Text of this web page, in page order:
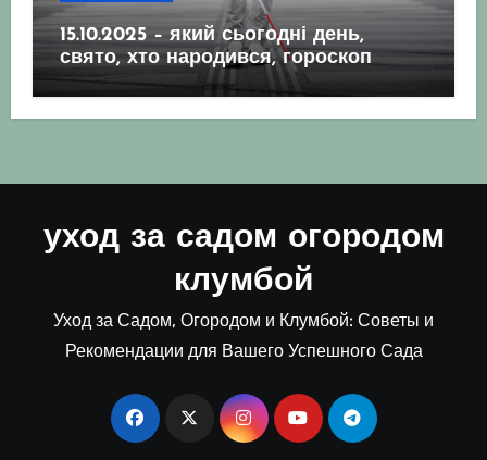
15.10.2025 – який сьогодні день,
свято, хто народився, гороскоп
уход за садом огородом
клумбой
Уход за Садом, Огородом и Клумбой: Советы и
Рекомендации для Вашего Успешного Сада